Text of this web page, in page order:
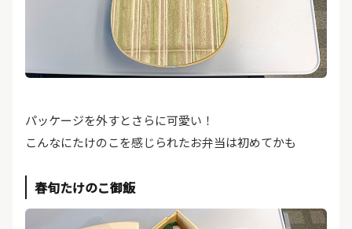
パッケージを外すとさらに可愛い！
こんなにたけのこを感じられたお弁当は初めてかも
春旬たけのこ御飯